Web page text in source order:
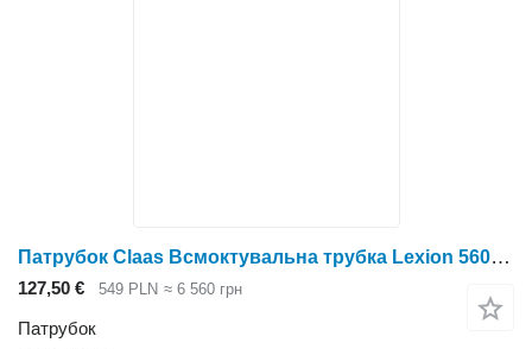
Патрубок Claas Всмоктувальна трубка Lexion 560 0007617820 (Радіаторний кошик-повітродувка) до зернозбирального комбайна Claas Lexion 560
127,50 € 549 PLN ≈ 6 560 грн
Патрубок